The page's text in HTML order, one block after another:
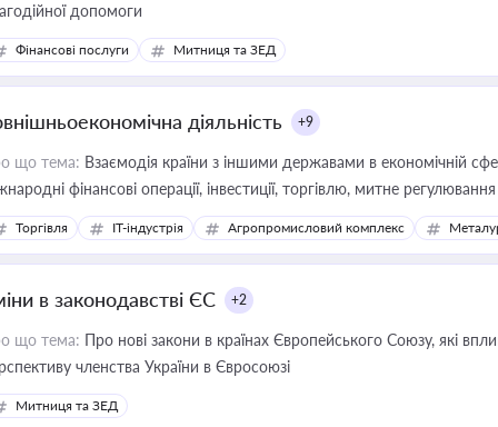
допомоги
Фінансові послуги Митниця та ЗЕД
діяльність +9
що тема: Взаємодія країни з іншими державами в економічній
фінансові операції, інвестиції, торгівлю, митне регулювання
Торгівля IT-індустрія Агропромисловий комплекс
в законодавстві ЄС +2
що тема: Про нові закони в країнах Європейського Союзу, які впливають на умови торгівлі, трудової міграції, інтеграції та
членства України в Євросоюзі
Митниця та ЗЕД